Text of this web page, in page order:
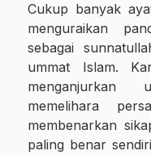
Cukup banyak
menguraikan
sebagai
ummat Islam.
menganjurkan
memelihara
membenarkan
paling benar